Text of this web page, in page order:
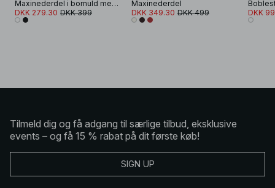
Maxinederdel i bomuld med rynker
DKK 279.30 DKK 399
Maxinederdel
DKK 349.30 DKK 499 DKK
Tilmeld dig og få adgang til særlige tilbud, eksklusive
events – og få 15 % rabat på dit første køb!
SIGN UP